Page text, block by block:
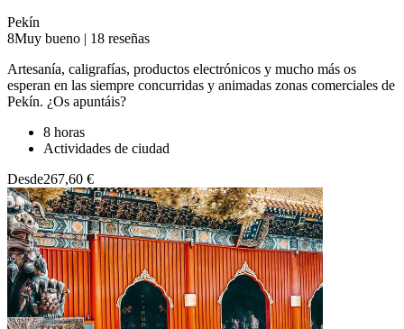
Pekín
8Muy bueno | 18 reseñas
Artesanía, caligrafías, productos electrónicos y mucho más os
esperan en las siempre concurridas y animadas zonas comerciales de
Pekín. ¿Os apuntáis?
8 horas
Actividades de ciudad
Desde267,60 €